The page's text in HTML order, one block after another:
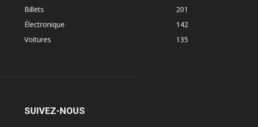
Billets
201
Électronique
142
Voitures
135
SUIVEZ-NOUS